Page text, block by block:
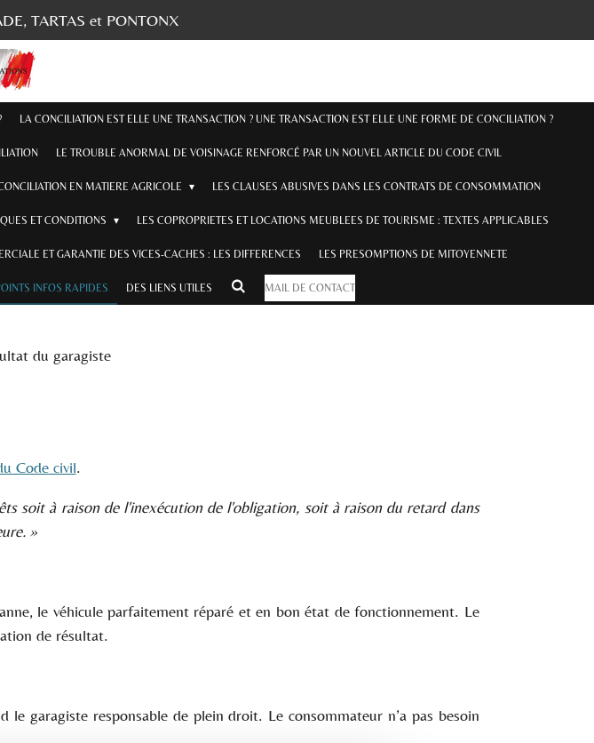
TARTAS et PONTONX
LA CONCILIATION EST ELLE UNE TRANSACTION ? UNE TRANSACTION EST ELLE UNE FORME DE CONCILIATION ?
LE TROUBLE ANORMAL DE VOISINAGE RENFORCÉ PAR UN NOUVEL ARTICLE DU CODE CIVIL
EN MATIERE AGRICOLE LES CLAUSES ABUSIVES DANS LES CONTRATS DE CONSOMMATION
ET CONDITIONS LES COPROPRIETES ET LOCATIONS MEUBLEES DE TOURISME : TEXTES APPLICABLES
ET GARANTIE DES VICES-CACHES : LES DIFFERENCES LES PRESOMPTIONS DE MITOYENNETE
INFOS RAPIDES DES LIENS UTILES MAIL DE CONTACT
du garagiste
Code civil.
soit à raison de l'inexécution de l'obligation, soit à raison du retard dans
»
le véhicule parfaitement réparé et en bon état de fonctionnement. Le
de résultat.
garagiste responsable de plein droit. Le consommateur n’a pas besoin